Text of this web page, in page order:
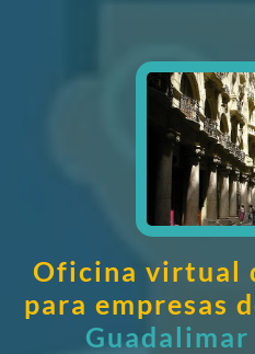
Oficina virtual
para empresas